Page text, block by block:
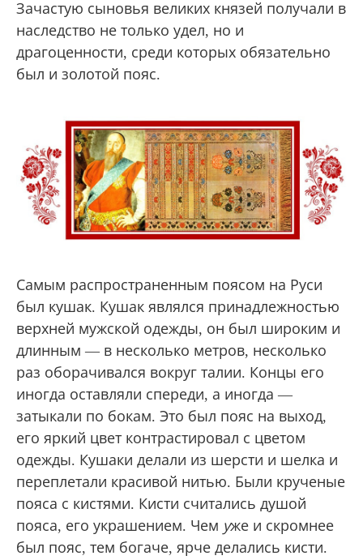
Зачастую сыновья великих князей получали в
наследство не только удел, но и
драгоценности, среди которых обязательно
был и золотой пояс.
Самым распространенным поясом на Руси
был кушак. Кушак являлся принадлежностью
верхней мужской одежды, он был широким и
длинным — в несколько метров, несколько
раз оборачивался вокруг талии. Концы его
иногда оставляли спереди, а иногда —
затыкали по бокам. Это был пояс на выход,
его яркий цвет контрастировал с цветом
одежды. Кушаки делали из шерсти и шелка и
переплетали красивой нитью. Были крученые
пояса с кистями. Кисти считались душой
пояса, его украшением. Чем уже и скромнее
был пояс, тем богаче, ярче делались кисти.